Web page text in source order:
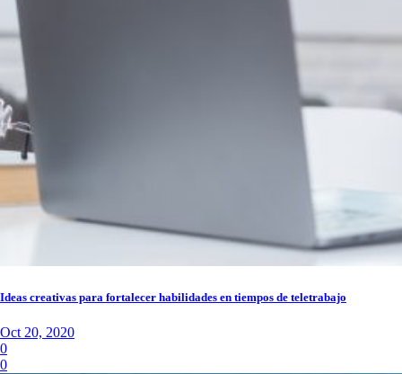
Ideas creativas para fortalecer habilidades en tiempos de teletrabajo
Oct 20, 2020
0
0